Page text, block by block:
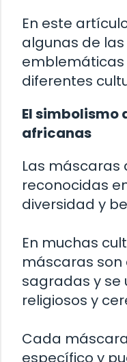
En este
algunas de
emblemáticas
diferentes
El simbolismo
africanas
Las máscaras
reconocidas
diversidad y
En muchas
máscaras
sagradas y se
religiosos y
Cada
específico y